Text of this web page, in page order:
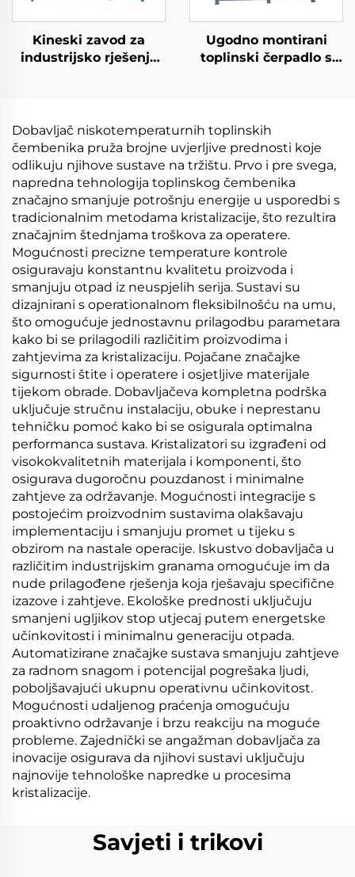
Kineski zavod za
industrijsko rješenje
pod vakuumom
Ugodno montirani
toplinski čerpadlo s
Dobavljač niskotemperaturnih toplinskih
čembenika pruža brojne uvjerljive prednosti koje
odlikuju njihove sustave na tržištu. Prvo i pre svega,
napredna tehnologija toplinskog čembenika
značajno smanjuje potrošnju energije u usporedbi s
tradicionalnim metodama kristalizacije, što rezultira
značajnim štednjama troškova za operatere.
Mogućnosti precizne temperature kontrole
osiguravaju konstantnu kvalitetu proizvoda i
smanjuju otpad iz neuspjelih serija. Sustavi su
dizajnirani s operationalnom fleksibilnošću na umu,
što omogućuje jednostavnu prilagodbu parametara
kako bi se prilagodili različitim proizvodima i
zahtjevima za kristalizaciju. Pojačane značajke
sigurnosti štite i operatere i osjetljive materijale
tijekom obrade. Dobavljačeva kompletna podrška
uključuje stručnu instalaciju, obuke i neprestanu
tehničku pomoć kako bi se osigurala optimalna
performanca sustava. Kristalizatori su izgrađeni od
visokokvalitetnih materijala i komponenti, što
osigurava dugoročnu pouzdanost i minimalne
zahtjeve za održavanje. Mogućnosti integracije s
postojećim proizvodnim sustavima olakšavaju
implementaciju i smanjuju promet u tijeku s
obzirom na nastale operacije. Iskustvo dobavljača u
različitim industrijskim granama omogućuje im da
nude prilagođene rješenja koja rješavaju specifične
izazove i zahtjeve. Ekološke prednosti uključuju
smanjeni ugljikov stop utjecaj putem energetske
učinkovitosti i minimalnu generaciju otpada.
Automatizirane značajke sustava smanjuju zahtjeve
za radnom snagom i potencijal pogrešaka ljudi,
poboljšavajući ukupnu operativnu učinkovitost.
Mogućnosti udaljenog praćenja omogućuju
proaktivno održavanje i brzu reakciju na moguće
probleme. Zajednički se angažman dobavljača za
inovacije osigurava da njihovi sustavi uključuju
najnovije tehnološke napredke u procesima
kristalizacije.
Savjeti i trikovi